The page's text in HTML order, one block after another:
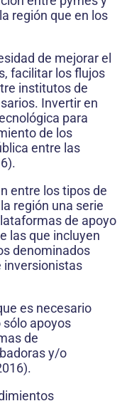
región que en los
de mejorar el
facilitar los flujos
institutos de
Invertir en
para
de los
entre las
entre los tipos de
región una serie
de apoyo
las que incluyen
denominados
inversionistas
es necesario
apoyos
de
y/o